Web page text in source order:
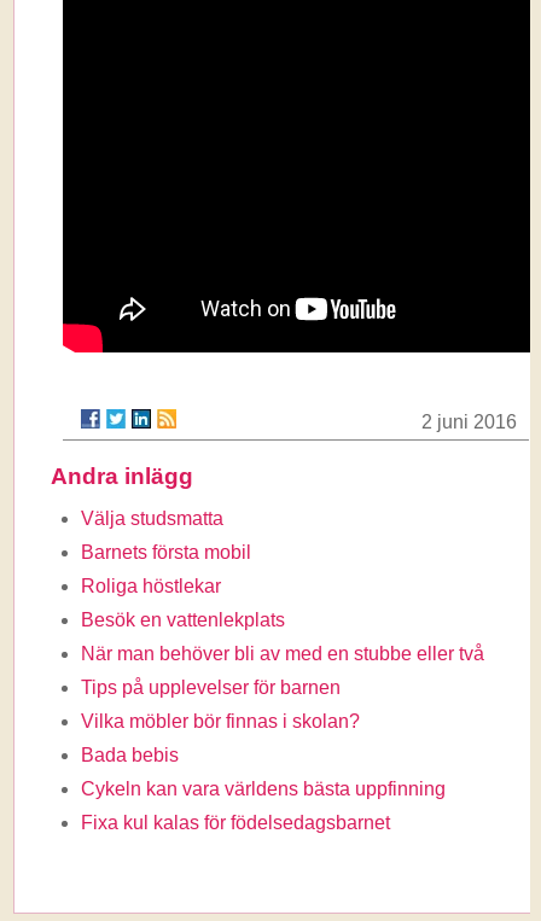
2 juni 2016
Andra inlägg
Välja studsmatta
Barnets första mobil
Roliga höstlekar
Besök en vattenlekplats
När man behöver bli av med en stubbe eller två
Tips på upplevelser för barnen
Vilka möbler bör finnas i skolan?
Bada bebis
Cykeln kan vara världens bästa uppfinning
Fixa kul kalas för födelsedagsbarnet